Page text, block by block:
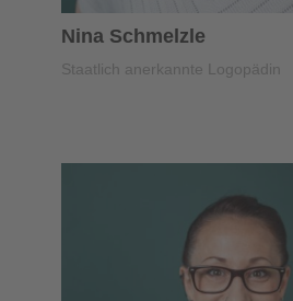
Nina Schmelzle
Staatlich anerkannte Logopädin